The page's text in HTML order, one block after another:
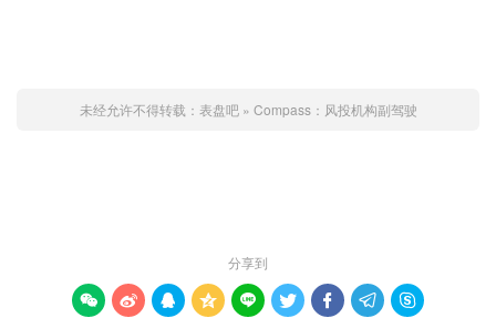
未经允许不得转载： 表盘吧» Compass：风投机构副驾驶
分享到
        